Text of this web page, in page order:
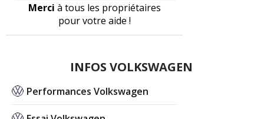
Merci à tous les propriétaires
pour votre aide !
INFOS VOLKSWAGEN
Performances Volkswagen